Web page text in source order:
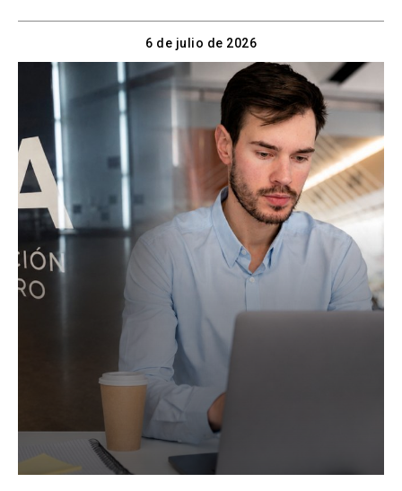
6 de julio de 2026